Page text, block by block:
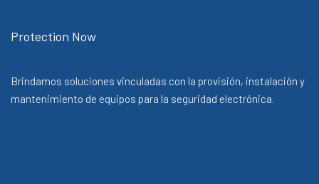
Protection Now
Brindamos soluciones vinculadas con la provisión, instalación y
mantenimiento de equipos para la seguridad electrónica.